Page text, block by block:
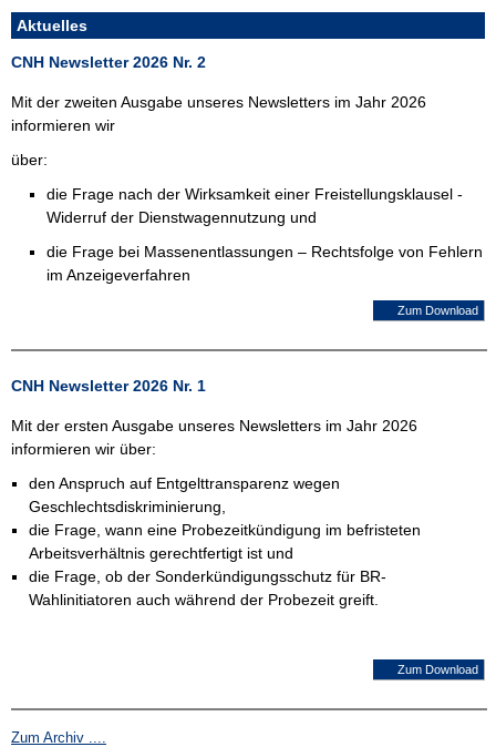
Aktuelles
CNH Newsletter 2026 Nr. 2
Mit der zweiten Ausgabe unseres Newsletters im Jahr 2026
informieren wir
über:
die Frage nach der Wirksamkeit einer Freistellungsklausel -
Widerruf der Dienstwagennutzung und
die Frage bei Massenentlassungen – Rechtsfolge von Fehlern
im Anzeigeverfahren
Zum Download
CNH Newsletter 2026 Nr. 1
Mit der ersten Ausgabe unseres Newsletters im Jahr 2026
informieren wir über:
den Anspruch auf Entgelttransparenz wegen
Geschlechtsdiskriminierung,
die Frage, wann eine Probezeitkündigung im befristeten
Arbeitsverhältnis gerechtfertigt ist und
die Frage, ob der Sonderkündigungsschutz für BR-
Wahlinitiatoren auch während der Probezeit greift.
Zum Download
Zum Archiv ....